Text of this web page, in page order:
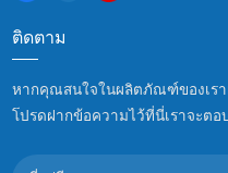
ติดตาม
หากคุณสนใจในผลิตภัณฑ์ของเรา
โปรดฝากข้อความไว้ที่นี่เราจะต